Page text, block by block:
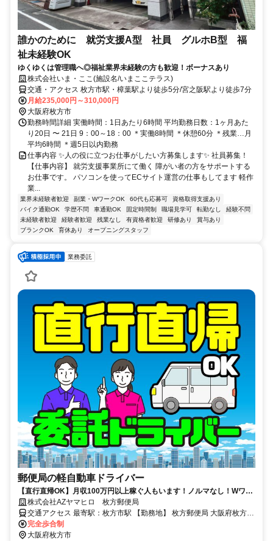
誰かのために 就労支援A型 社員 グルホB型 福
祉未経験OK
ゆくゆくは管理職へ◎福祉業界未経験の方も歓迎！ボーナスあり
株式会社いま・ここ(施設名/いまここテラス)
交通・アクセス 枚方市駅・樟葉駅より徒歩5分/宮之阪駅より徒歩7分
月給235,000円～310,000円
大阪府枚方市
勤務時間詳細 実働時間：1日あたり6時間 平均勤務日数：1ヶ月あた
り20日 〜 21日 9：00～18：00 ＊実働8時間 ＊休憩60分 ＊残業…月
平均6時間 ＊週5日以内勤務
仕事内容 ✨人の役に立つお仕事がしたい方募集します✨ 社員募集！
【仕事内容】 就労支援事業所にて働く 障がい者の方をサポートする
お仕事です。 パソコンを使ってECサイト運営の仕事もしてます 軽作
業...
業界未経験者歓迎 副業・WワークOK 60代も応募可
資格取得支援あり
バイク通勤OK
学歴不問 車通勤OK 固定時間制 職場見学可 転勤なし
経験不問
未経験者歓迎
経験者歓迎 残業なし 有資格者歓迎 研修あり
賞与あり
ブランクOK
育休あり オープニングスタッフ
業務委託
郵便局の軽自動車ドライバー
【直行直帰OK】月収100万円以上稼ぐ人もいます！ノルマなし！Wワー
クOK！日本トップクラスの日本郵便の業務委託数で安心！
株式会社AZヤマヒロ 枚方郵便局
交通アクセス 最寄駅：枚方市駅 【勤務地】 枚方郵便局 大阪府枚方市
完全歩合制
大阪府枚方市